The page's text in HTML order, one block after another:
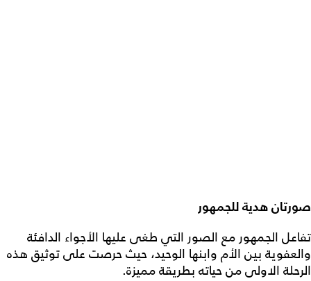
صورتان هدية للجمهور
تفاعل الجمهور مع الصور التي طغى عليها الأجواء الدافئة
والعفوية بين الأم وابنها الوحيد، حيث حرصت على توثيق هذه
الرحلة الاولى من حياته بطريقة مميزة.